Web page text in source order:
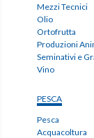
Mezzi Tecnici
Olio
Ortofrutta
Produzioni
Seminativi e
Vino
PESCA
Pesca
Acquacoltura